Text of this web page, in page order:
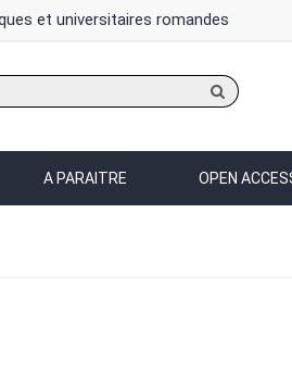
et universitaires romandes
A PARAITRE OPEN